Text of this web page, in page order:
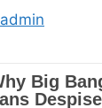
admin